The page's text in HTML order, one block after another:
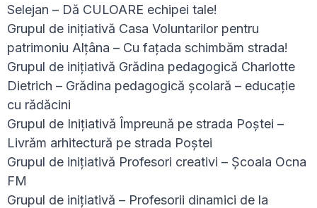
Selejan – Dă CULOARE echipei tale!
Grupul de inițiativă Casa Voluntarilor pentru
patrimoniu Alțâna – Cu fațada schimbăm strada!
Grupul de inițiativă Grădina pedagogică Charlotte
Dietrich – Grădina pedagogică școlară – educație
cu rădăcini
Grupul de Inițiativă Împreună pe strada Poștei –
Livrăm arhitectură pe strada Poștei
Grupul de inițiativă Profesori creativi – Școala Ocna
FM
Grupul de inițiativă – Profesorii dinamici de la